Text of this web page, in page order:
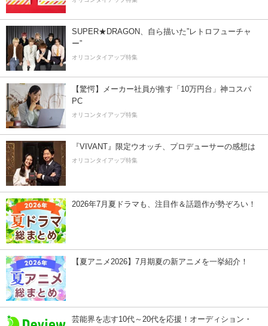
SUPER★DRAGON、自ら描いた”レトロフューチャ
ー”
オリコンタイアップ特集
【驚愕】メーカー社員が推す「10万円台」神コスパ
PC
オリコンタイアップ特集
『VIVANT』限定ウオッチ、プロデューサーの感想は
オリコンタイアップ特集
2026年7月夏ドラマも、注目作＆話題作が勢ぞろい！
【夏アニメ2026】7月期夏の新アニメを一挙紹介！
芸能界を志す10代～20代を応援！オーディション・